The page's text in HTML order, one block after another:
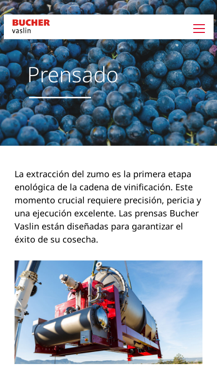
Prensado
La extracción del zumo es la primera etapa
enológica de la cadena de vinificación. Este
momento crucial requiere precisión, pericia y
una ejecución excelente. Las prensas Bucher
Vaslin están diseñadas para garantizar el
éxito de su cosecha.